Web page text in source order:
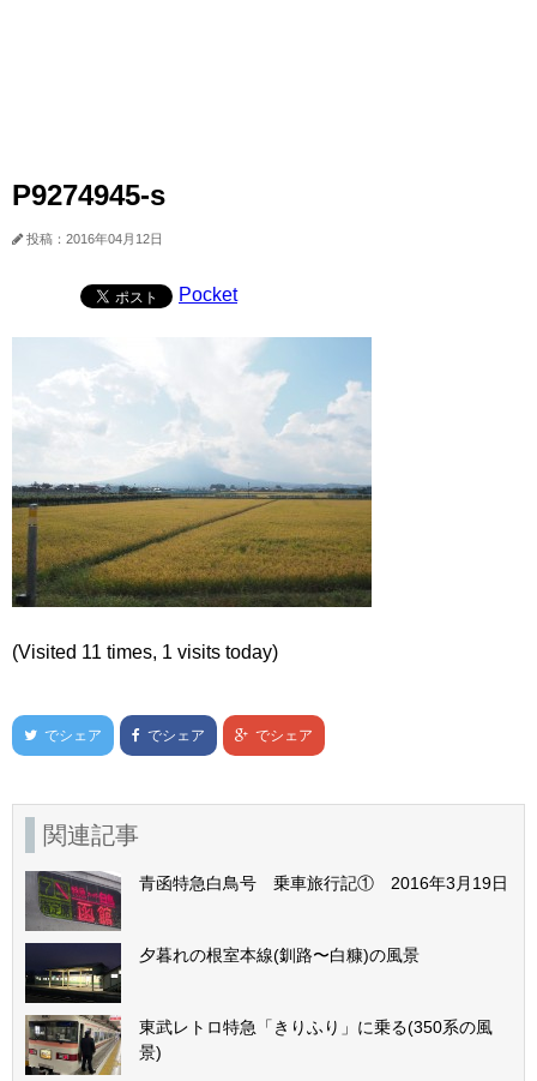
P9274945-s
投稿：2016年04月12日
Pocket
(Visited 11 times, 1 visits today)
でシェア でシェア でシェア
関連記事
青函特急白鳥号 乗車旅行記① 2016年3月19日
夕暮れの根室本線(釧路〜白糠)の風景
東武レトロ特急「きりふり」に乗る(350系の風
景)